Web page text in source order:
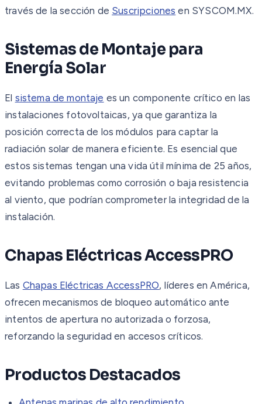
través de la sección de Suscripciones en SYSCOM.MX.
Sistemas de Montaje para
Energía Solar
El sistema de montaje es un componente crítico en las
instalaciones fotovoltaicas, ya que garantiza la
posición correcta de los módulos para captar la
radiación solar de manera eficiente. Es esencial que
estos sistemas tengan una vida útil mínima de 25 años,
evitando problemas como corrosión o baja resistencia
al viento, que podrían comprometer la integridad de la
instalación.
Chapas Eléctricas AccessPRO
Las Chapas Eléctricas AccessPRO, líderes en América,
ofrecen mecanismos de bloqueo automático ante
intentos de apertura no autorizada o forzosa,
reforzando la seguridad en accesos críticos.
Productos Destacados